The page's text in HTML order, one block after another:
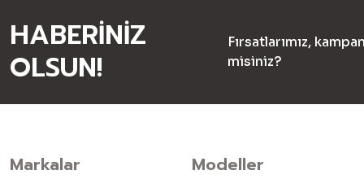
HABERİNİZ
OLSUN!
Fırsatlarımız,
misiniz?
Markalar Modeller